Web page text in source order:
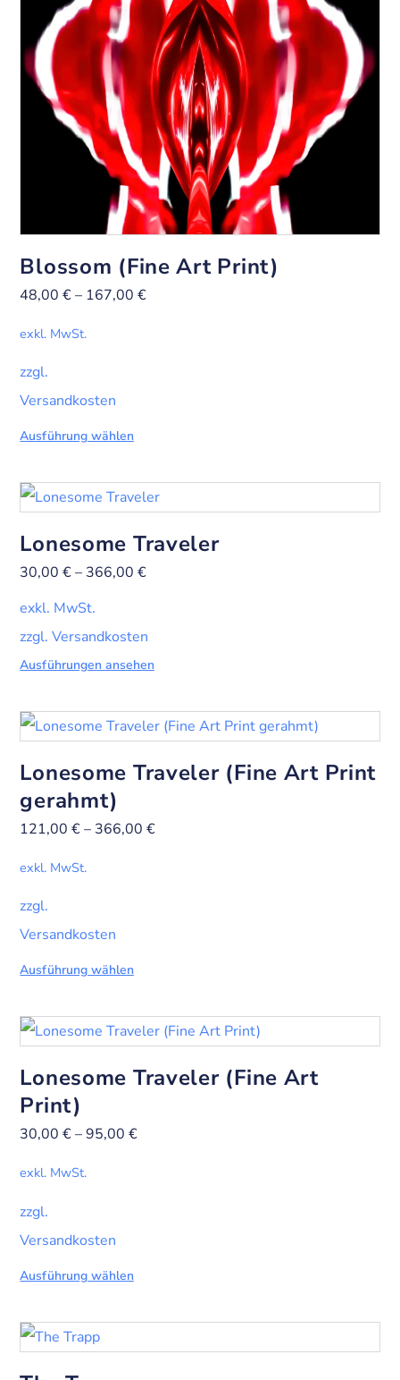
Blossom (Fine Art Print)
48,00€– 167,00€
exkl. MwSt.
zzgl.
Versandkosten
Ausführung wählen
Lonesome Traveler
30,00€– 366,00€
exkl. MwSt.
zzgl. Versandkosten
Ausführungen ansehen
Lonesome Traveler (Fine Art Print
gerahmt)
121,00€– 366,00€
exkl. MwSt.
zzgl.
Versandkosten
Ausführung wählen
Lonesome Traveler (Fine Art
Print)
30,00€–95,00€
exkl. MwSt.
zzgl.
Versandkosten
Ausführung wählen